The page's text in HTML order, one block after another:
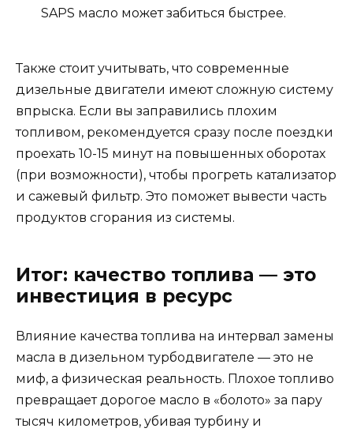
SAPS масло может забиться быстрее.
Также стоит учитывать, что современные
дизельные двигатели имеют сложную систему
впрыска. Если вы заправились плохим
топливом, рекомендуется сразу после поездки
проехать 10-15 минут на повышенных оборотах
(при возможности), чтобы прогреть катализатор
и сажевый фильтр. Это поможет вывести часть
продуктов сгорания из системы.
Итог: качество топлива — это
инвестиция в ресурс
Влияние качества топлива на интервал замены
масла в дизельном турбодвигателе — это не
миф, а физическая реальность. Плохое топливо
превращает дорогое масло в «болото» за пару
тысяч километров, убивая турбину и